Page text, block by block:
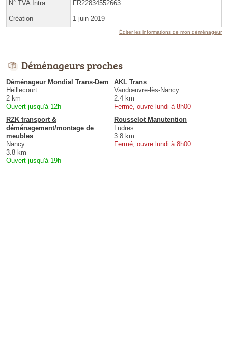
N° TVA Intra. FR22834552663
Création 1 juin 2019
Éditer les informations de mon déménageur
Déménageurs proches
Déménageur Mondial Trans-Dem
Heillecourt
2 km
Ouvert jusqu'à 12h
AKL Trans
Vandœuvre-lès-Nancy
2.4 km
Fermé, ouvre lundi à 8h00
RZK transport &
déménagement/montage de
meubles
Nancy
3.8 km
Ouvert jusqu'à 19h
Rousselot Manutention
Ludres
3.8 km
Fermé, ouvre lundi à 8h00